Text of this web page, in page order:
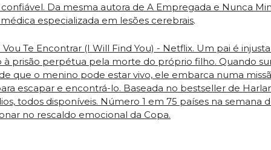
Da mesma autora de A Empregada e Nunca
especializada em lesões cerebrais.
Vou Te Encontrar (I Will Find You) - Netflix. Um pai é
à prisão perpétua pela morte do próprio filho. Quando
que o menino pode estar vivo, ele embarca numa
escapar e encontrá-lo. Baseada no bestseller de
todos disponíveis. Número 1 em 75 países na semana
no rescaldo emocional da Copa.